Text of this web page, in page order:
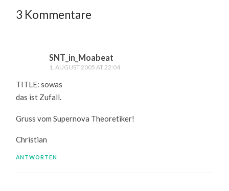
3 Kommentare
SNT_in_Moabeat
1. AUGUST 2005 AT 22:04
TITLE: sowas
das ist Zufall.
Gruss vom Supernova Theoretiker!
Christian
ANTWORTEN